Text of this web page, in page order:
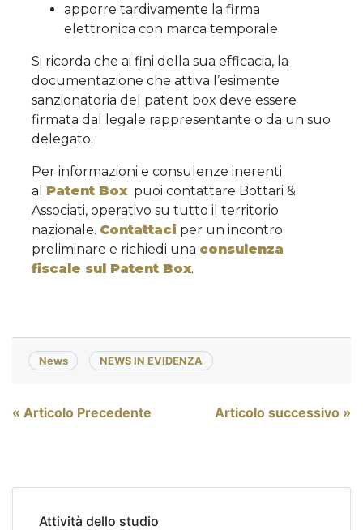
apporre tardivamente la firma
elettronica con marca temporale
Si ricorda che ai fini della sua efficacia, la
documentazione che attiva l’esimente
sanzionatoria del patent box deve essere
firmata dal legale rappresentante o da un suo
delegato.
Per informazioni e consulenze inerenti
al Patent Boxpuoi contattare Bottari &
Associati, operativo su tutto il territorio
nazionale. Contattaci per un incontro
preliminare e richiedi una consulenza
fiscale sul Patent Box.
News NEWS IN EVIDENZA
Navigazione
« Articolo Precedente Articolo successivo »
Attività dello studio